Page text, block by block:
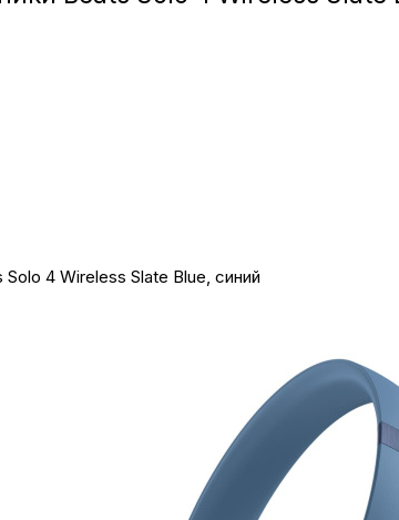
4 Wireless Slate Blue, синий